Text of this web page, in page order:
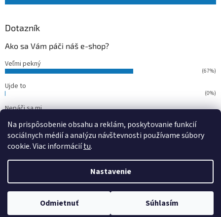
Na prispôsobenie obsahu a reklám, poskytovanie funkcií
sociálnych médií a analýzu návštevnosti používame súbory
cookie. Viac informáciítu.
Nastavenie
Odmietnuť Súhlasím
Dotazník
Ako sa Vám páči náš e-shop?
Veľmi pekný
(67%)
Ujde to
(0%)
Nepáči sa mi
Počet hlasov:15
Copyright 2026outdoorfish. Všetky práva vyhradené.Upraviť